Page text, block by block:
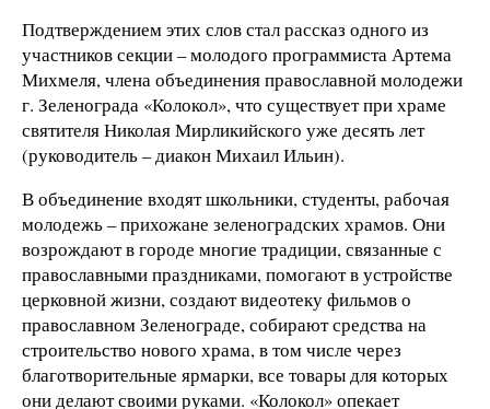
Подтверждением этих слов стал рассказ одного из
участников секции – молодого программиста Артема
Михмеля, члена объединения православной молодежи
г. Зеленограда «Колокол», что существует при храме
святителя Николая Мирликийского уже десять лет
(руководитель – диакон Михаил Ильин).
В объединение входят школьники, студенты, рабочая
молодежь – прихожане зеленоградских храмов. Они
возрождают в городе многие традиции, связанные с
православными праздниками, помогают в устройстве
церковной жизни, создают видеотеку фильмов о
православном Зеленограде, собирают средства на
строительство нового храма, в том числе через
благотворительные ярмарки, все товары для которых
они делают своими руками. «Колокол» опекает